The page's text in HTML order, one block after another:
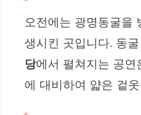
오전에는 광명동굴을
생시킨 곳입니다. 동
당에서 펼쳐지는 공연
에 대비하여 얇은 겉